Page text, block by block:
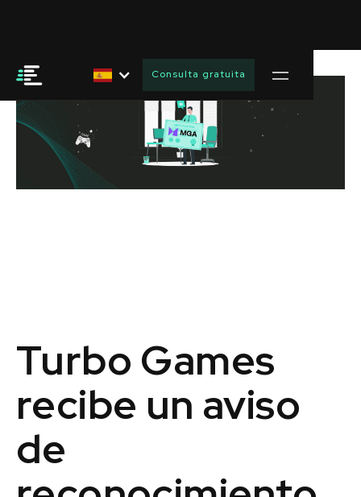
Consulta gratuita
Turbo Games
recibe un aviso
de